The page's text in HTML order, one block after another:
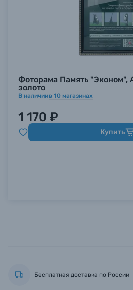
Фоторама Память "Эконом",
золото
В наличиив 10 магазинах
1 170 ₽
Купить
Бесплатная доставка по России